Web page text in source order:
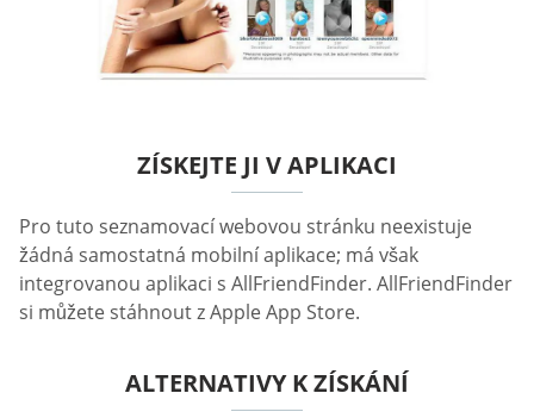
ZÍSKEJTE JI V APLIKACI
Pro tuto seznamovací webovou stránku neexistuje
žádná samostatná mobilní aplikace; má však
integrovanou aplikaci s AllFriendFinder. AllFriendFinder
si můžete stáhnout z Apple App Store.
ALTERNATIVY K ZÍSKÁNÍ